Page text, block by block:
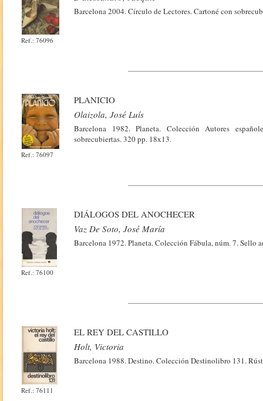
Ref.: 76096
Barcelona 2004. Círculo de Lectores. Cartoné con
Ref.: 76097
PLANICIO
Olaizola, José Luís
Barcelona 1982. Planeta. Colección Autores
sobrecubiertas. 320 pp. 18x13.
Ref.: 76100
DIÁLOGOS DEL ANOCHECER
Vaz De Soto, José María
Barcelona 1972. Planeta. Colección Fábula, núm. 7.
Ref.: 76111
EL REY DEL CASTILLO
Holt, Victoria
Barcelona 1988. Destino. Colección Destinolibro 131.